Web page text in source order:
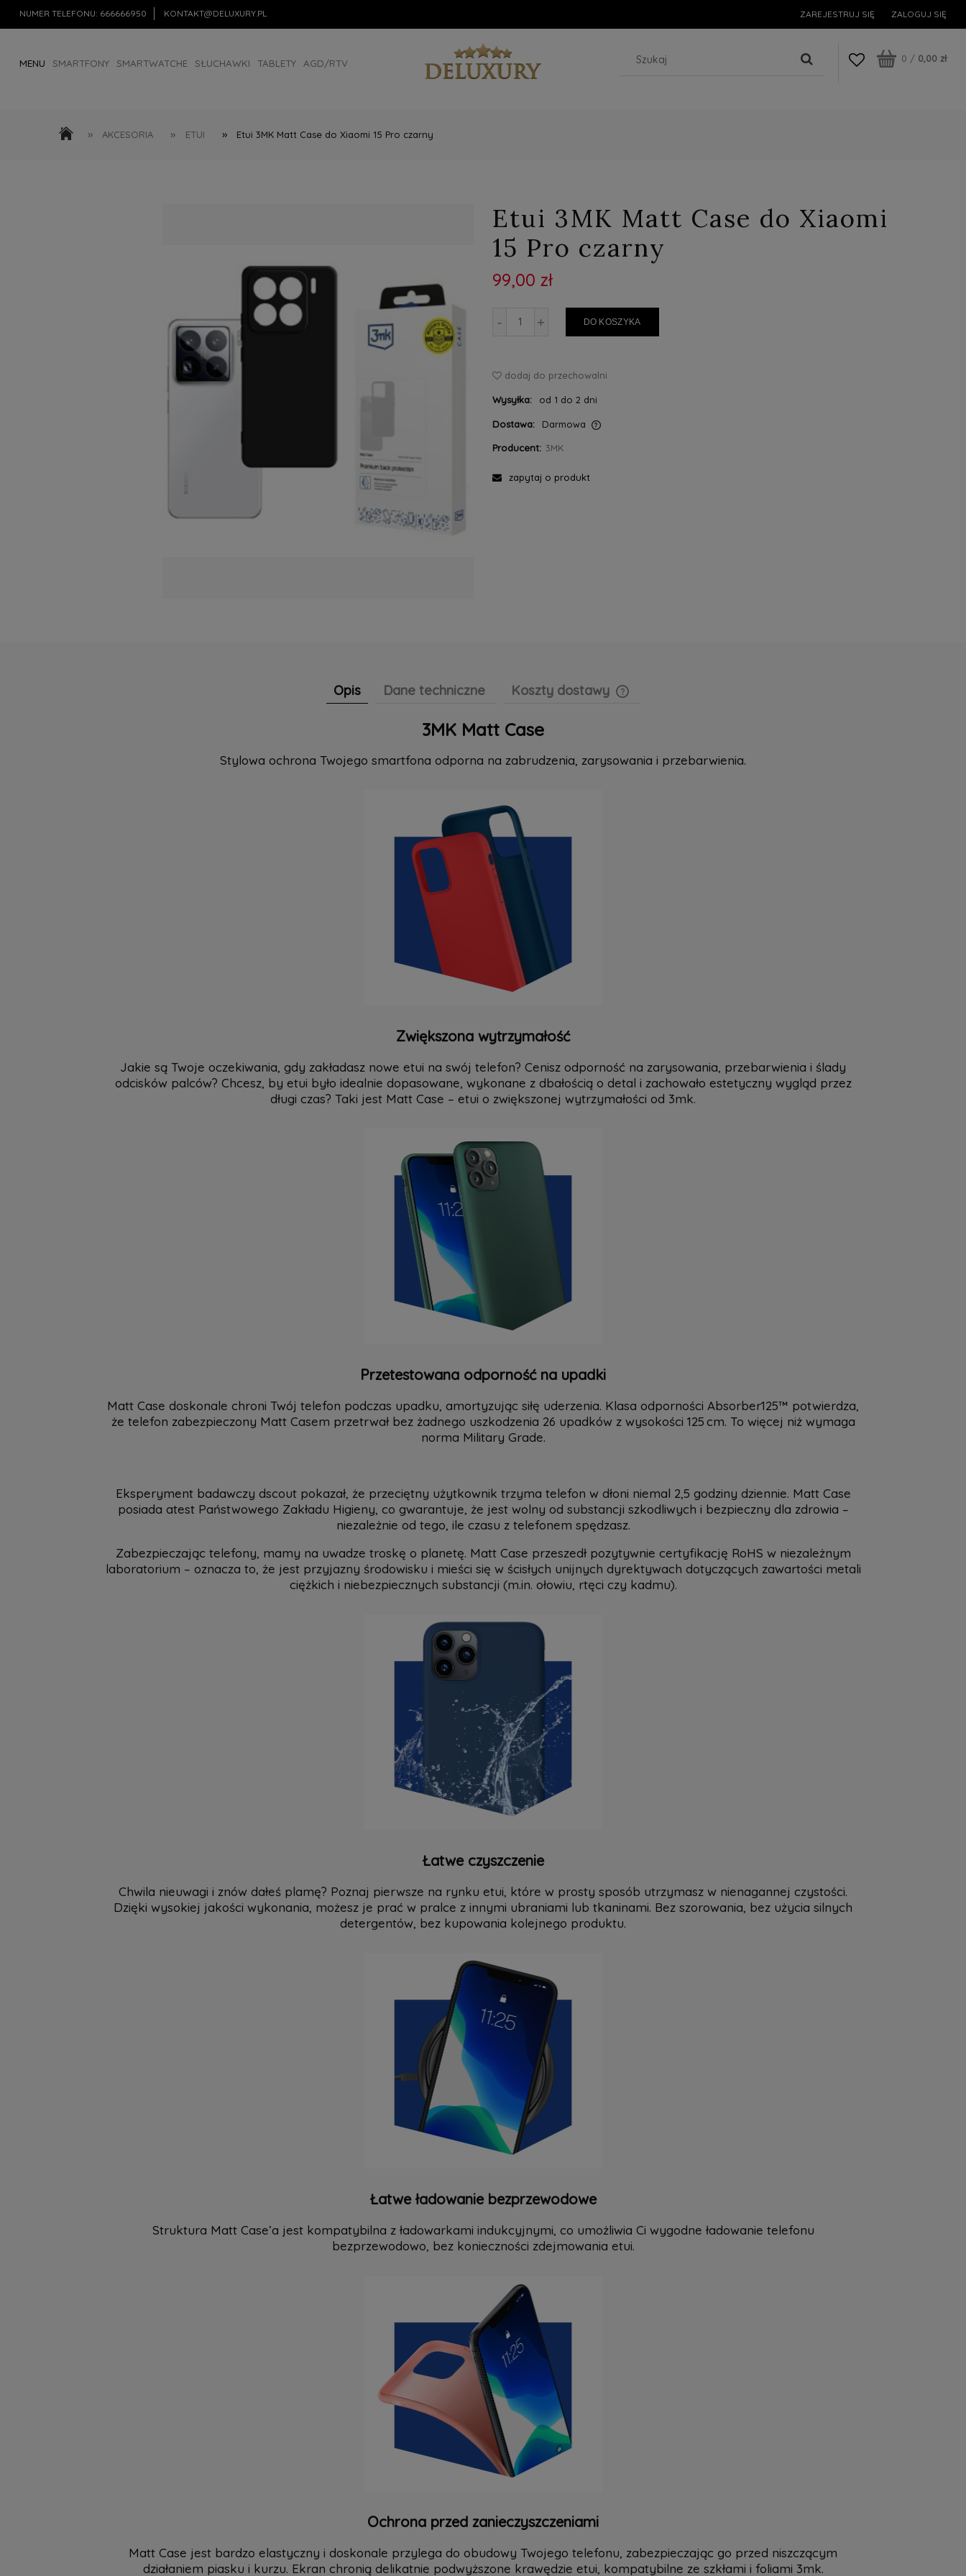
NUMER TELEFONU: 666666950 KONTAKT@DELUXURY.PL ZAREJESTRUJ SIĘ ZALOGUJ SIĘ
MENU SMARTFONY SMARTWATCHE SŁUCHAWKI TABLETY AGD/RTV 0 / 0,00 zł
» AKCESORIA » ETUI » Etui 3MK Matt Case do Xiaomi 15 Pro czarny
Etui 3MK Matt Case do Xiaomi
15 Pro czarny
99,00 zł
- + DO KOSZYKA
dodaj do przechowalni
Wysyłka: od 1 do 2 dni
Dostawa: Darmowa
Cena nie zawiera ewentualnych kosztów
płatności
Producent: 3MK
zapytaj o produkt
Opis Dane techniczne Koszty dostawy
3MK Matt Case
Stylowa ochrona Twojego smartfona odporna na zabrudzenia, zarysowania i przebarwienia.
Zwiększona wytrzymałość
Jakie są Twoje oczekiwania, gdy zakładasz nowe etui na swój telefon? Cenisz odporność na zarysowania, przebarwienia i ślady
odcisków palców? Chcesz, by etui było idealnie dopasowane, wykonane z dbałością o detal i zachowało estetyczny wygląd przez
długi czas? Taki jest Matt Case – etui o zwiększonej wytrzymałości od 3mk.
Przetestowana odporność na upadki
Matt Case doskonale chroni Twój telefon podczas upadku, amortyzując siłę uderzenia. Klasa odporności Absorber125™ potwierdza,
że telefon zabezpieczony Matt Casem przetrwał bez żadnego uszkodzenia 26 upadków z wysokości 125 cm. To więcej niż wymaga
norma Military Grade.
Eksperyment badawczy dscout pokazał, że przeciętny użytkownik trzyma telefon w dłoni niemal 2,5 godziny dziennie. Matt Case
posiada atest Państwowego Zakładu Higieny, co gwarantuje, że jest wolny od substancji szkodliwych i bezpieczny dla zdrowia –
niezależnie od tego, ile czasu z telefonem spędzasz.
Zabezpieczając telefony, mamy na uwadze troskę o planetę. Matt Case przeszedł pozytywnie certyfikację RoHS w niezależnym
laboratorium – oznacza to, że jest przyjazny środowisku i mieści się w ścisłych unijnych dyrektywach dotyczących zawartości metali
ciężkich i niebezpiecznych substancji (m.in. ołowiu, rtęci czy kadmu).
Łatwe czyszczenie
Chwila nieuwagi i znów dałeś plamę? Poznaj pierwsze na rynku etui, które w prosty sposób utrzymasz w nienagannej czystości.
Dzięki wysokiej jakości wykonania, możesz je prać w pralce z innymi ubraniami lub tkaninami. Bez szorowania, bez użycia silnych
detergentów, bez kupowania kolejnego produktu.
Łatwe ładowanie bezprzewodowe
Struktura Matt Case’a jest kompatybilna z ładowarkami indukcyjnymi, co umożliwia Ci wygodne ładowanie telefonu
bezprzewodowo, bez konieczności zdejmowania etui.
Ochrona przed zanieczyszczeniami
Matt Case jest bardzo elastyczny i doskonale przylega do obudowy Twojego telefonu, zabezpieczając go przed niszczącym
działaniem piasku i kurzu. Ekran chronią delikatnie podwyższone krawędzie etui, kompatybilne ze szkłami i foliami 3mk.